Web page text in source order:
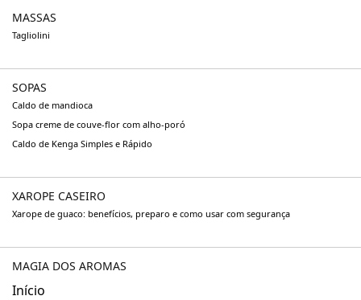
MASSAS
Tagliolini
SOPAS
Caldo de mandioca
Sopa creme de couve-flor com alho-poró
Caldo de Kenga Simples e Rápido
XAROPE CASEIRO
Xarope de guaco: benefícios, preparo e como usar com segurança
MAGIA DOS AROMAS
Início